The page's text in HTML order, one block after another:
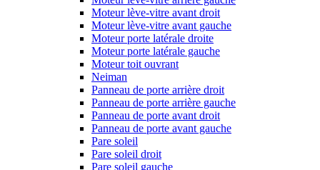
Moteur lève-vitre avant droit
Moteur lève-vitre avant gauche
Moteur porte latérale droite
Moteur porte latérale gauche
Moteur toit ouvrant
Neiman
Panneau de porte arrière droit
Panneau de porte arrière gauche
Panneau de porte avant droit
Panneau de porte avant gauche
Pare soleil
Pare soleil droit
Pare soleil gauche